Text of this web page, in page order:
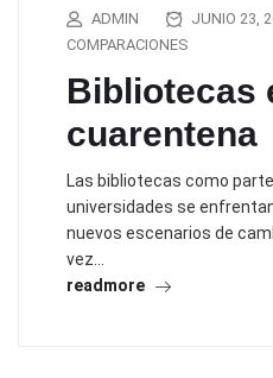
ADMIN
JUNIO 23,
COMPARACIONES
Bibliotecas
cuarentena
Las bibliotecas como
universidades se
nuevos escenarios de
vez…
readmore